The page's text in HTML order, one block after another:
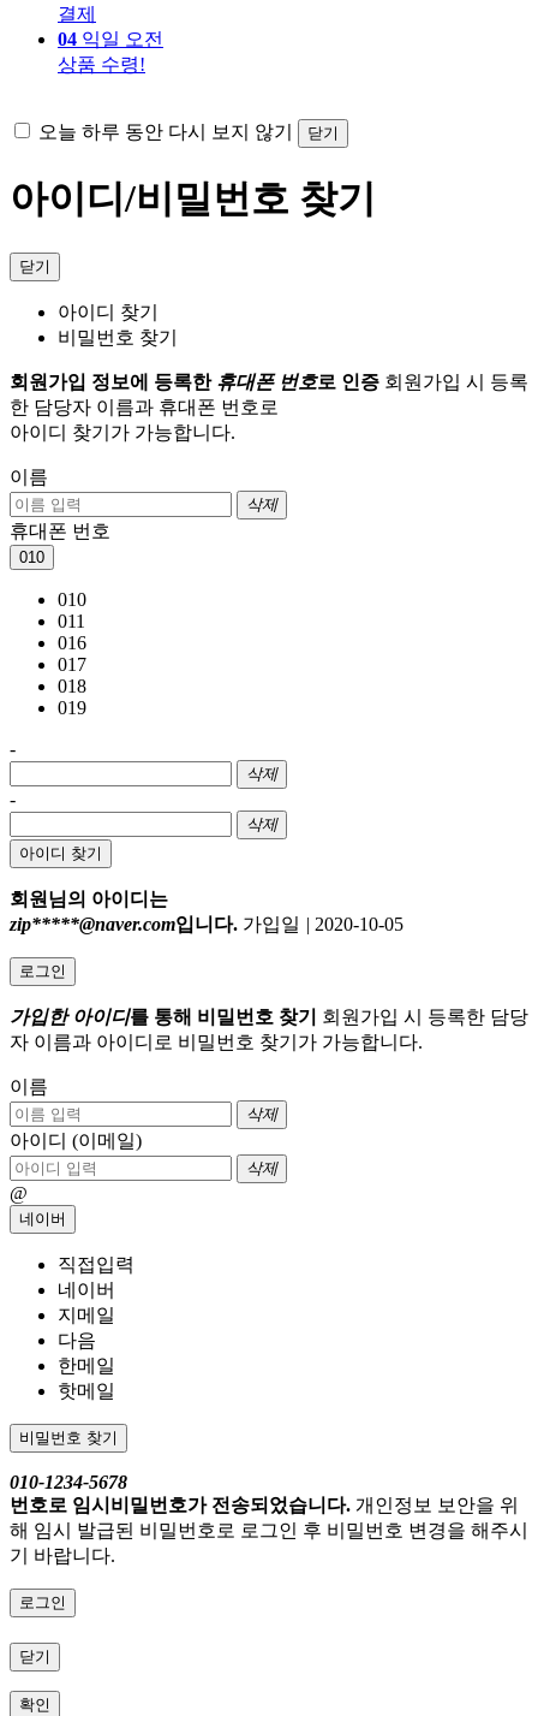
결제
04 익일 오전
상품 수령!
오늘 하루 동안 다시 보지 않기 닫기
아이디/비밀번호 찾기
닫기
아이디 찾기
비밀번호 찾기
회원가입 정보에 등록한 휴대폰 번호로 인증 회원가입 시 등록
한 담당자 이름과 휴대폰 번호로
아이디 찾기가 가능합니다.
이름
삭제
휴대폰 번호
010
010
011
016
017
018
019
-
삭제
-
삭제
아이디 찾기
회원님의 아이디는
zip*****@naver.com입니다. 가입일 | 2020-10-05
로그인
가입한 아이디를 통해 비밀번호 찾기
회원가입 시 등록한 담당
자 이름과 아이디로 비밀번호 찾기가 가능합니다.
이름
삭제
아이디 (이메일)
삭제
@
네이버
직접입력
네이버
지메일
다음
한메일
핫메일
비밀번호 찾기
010-1234-5678
번호로 임시비밀번호가 전송되었습니다. 개인정보 보안을 위
해 임시 발급된 비밀번호로 로그인 후 비밀번호 변경을 해주시
기 바랍니다.
로그인
닫기
확인